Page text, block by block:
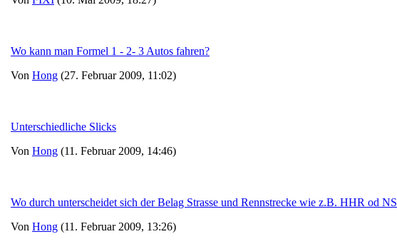
Wo kann man Formel 1 - 2- 3 Autos fahren?
Von Hong (27. Februar 2009, 11:02)
Unterschiedliche Slicks
Von Hong (11. Februar 2009, 14:46)
Wo durch unterscheidet sich der Belag Strasse und Rennstrecke wie z.B. HHR od NS
Von Hong (11. Februar 2009, 13:26)